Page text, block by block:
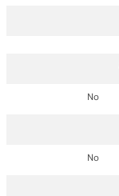
No
No